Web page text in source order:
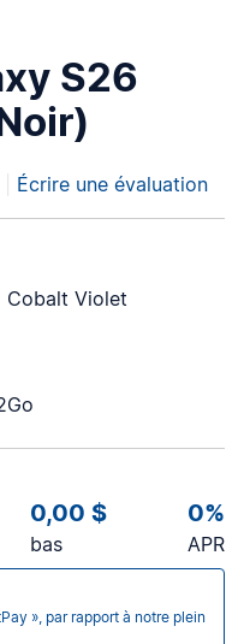
S26
Écrire une évaluation
Cobalt Violet
0,00 $
bas
0%
APR
», par rapport à notre plein